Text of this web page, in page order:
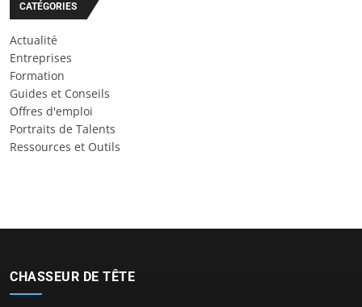
CATÉGORIES
Actualité
Entreprises
Formation
Guides et Conseils
Offres d'emploi
Portraits de Talents
Ressources et Outils
CHASSEUR DE TÊTE